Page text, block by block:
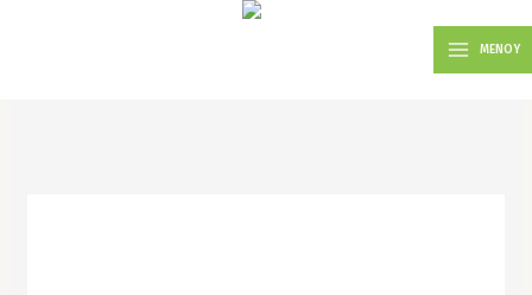
MAIN
MENUΜΕΝΟΥ